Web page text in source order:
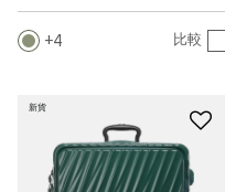
4 比較
新貨